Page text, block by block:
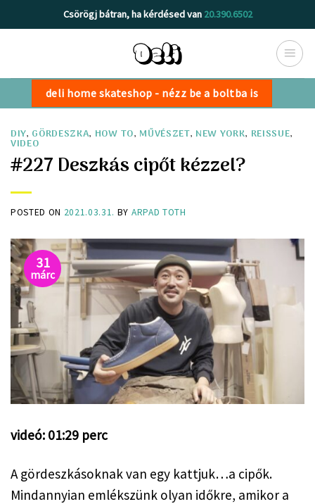
to
Csörögj bátran, ha kérdésed van 20.390.6502
deli home skateshop - nézz be a boltba is
DIY, GÖRDESZKA, HOW TO, MŰVÉSZET, NEW YORK, REISSUE,
VIDEO
#227 Deszkás cipőt kézzel?
POSTED ON 2021.03.31. BY ARPAD TOTH
31
márc
videó: 01:29 perc
A gördeszkásoknak van egy kattjuk…a cipők.
Mindannyian emlékszünk olyan időkre, amikor a